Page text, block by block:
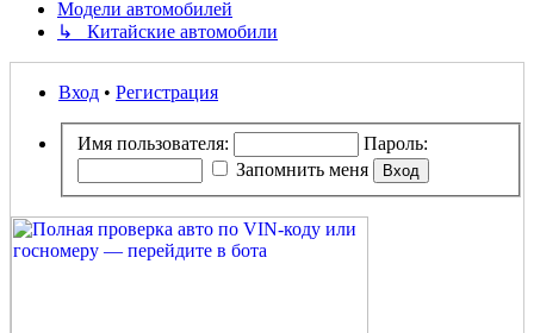
Модели автомобилей
↳ Китайские автомобили
Вход • Регистрация
Имя пользователя:
Пароль:
Запомнить меня